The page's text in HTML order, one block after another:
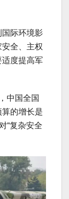
际环境影
全、主权
度提高军
中国全国
的增长是
“复杂安全